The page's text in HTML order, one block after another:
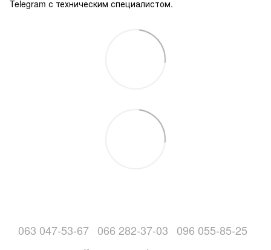
Telegram с техническим специалистом.
063 047-53-67 066 282-37-03 096 055-85-25